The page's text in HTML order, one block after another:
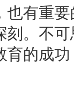
也有重
刻。不
育的成